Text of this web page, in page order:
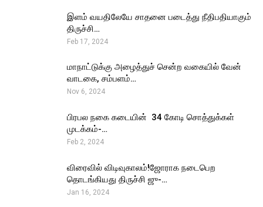
இளம் வயதிலேயே சாதனை படைத்து நீதிபதியாகும்
திருச்சி…
Feb 17, 2024
மாநாட்டுக்கு அழைத்துச் சென்ற வகையில் வேன்
வாடகை, சம்பளம்…
Nov 6, 2024
பிரபல நகை கடையின் ₹ 34 கோடி சொத்துக்கள்
முடக்கம்-…
Feb 2, 2024
விரைவில் விடிவுகாலம்!ஜோராக நடைபெற
தொடங்கியது திருச்சி ஜு-…
Jan 16, 2024